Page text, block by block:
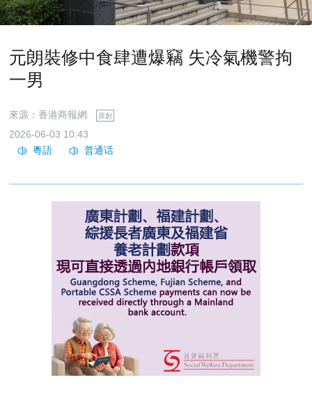
元朗裝修中食肆遭爆竊 失冷氣機警拘
一男
來源：香港商報網 原創
2026-06-03 10:43